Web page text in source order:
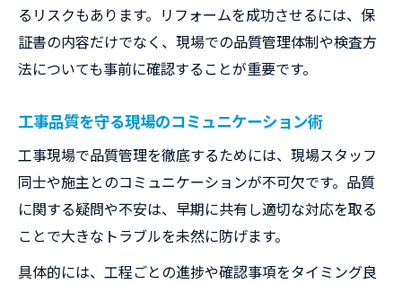
るリスクもあります。リフォームを成功させるには、保
証書の内容だけでなく、現場での品質管理体制や検査方
法についても事前に確認することが重要です。
工事品質を守る現場のコミュニケーション術
工事現場で品質管理を徹底するためには、現場スタッフ
同士や施主とのコミュニケーションが不可欠です。品質
に関する疑問や不安は、早期に共有し適切な対応を取る
ことで大きなトラブルを未然に防げます。
具体的には、工程ごとの進捗や確認事項をタイミング良